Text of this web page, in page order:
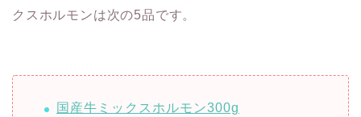
クスホルモンは次の5品です。
国産牛ミックスホルモン300g